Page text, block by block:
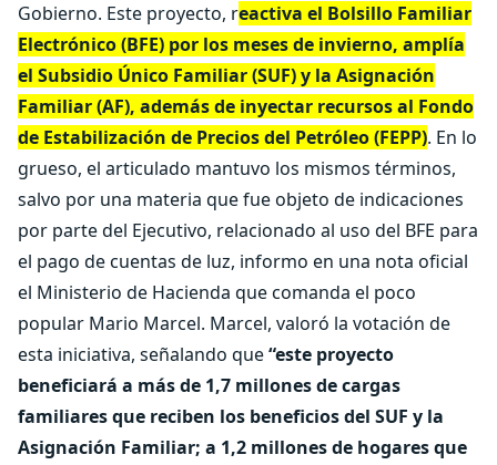
Gobierno. Este proyecto, reactiva el Bolsillo Familiar
Electrónico (BFE) por los meses de invierno, amplía
el Subsidio Único Familiar (SUF) y la Asignación
Familiar (AF), además de inyectar recursos al Fondo
de Estabilización de Precios del Petróleo (FEPP). En lo
grueso, el articulado mantuvo los mismos términos,
salvo por una materia que fue objeto de indicaciones
por parte del Ejecutivo, relacionado al uso del BFE para
el pago de cuentas de luz, informo en una nota oficial
el Ministerio de Hacienda que comanda el poco
popular Mario Marcel. Marcel, valoró la votación de
esta iniciativa, señalando que“este proyecto
beneficiará a más de 1,7 millones de cargas
familiares que reciben los beneficios del SUF y la
Asignación Familiar; a 1,2 millones de hogares que